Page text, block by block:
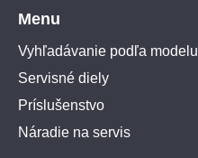
Menu
Vyhľadávanie podľa modelu
Servisné diely
Príslušenstvo
Náradie na servis